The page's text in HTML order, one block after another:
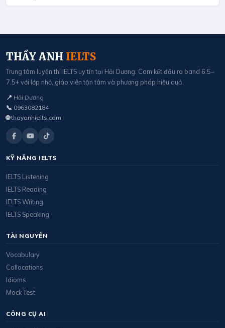
THẦY ANH IELTS
Trung tâm luyện thi IELTS uy tín tại Hải Dương. Cam kết đầu ra band 6.5–
7.5+ với lớp nhỏ, giáo viên tận tâm và phương pháp hiệu quả.
📍 Hải Dương
📞 0963082184
🌐 thayanhielts.com
KỸ NĂNG IELTS
IELTS Listening
IELTS Reading
IELTS Writing
IELTS Speaking
TÀI NGUYÊN
Vocabulary
Collocations
Idioms
Mock Test
CÔNG CỤ AI